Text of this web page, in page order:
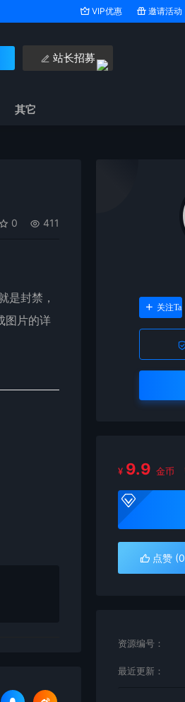
VIP优惠 邀请活动
站长招募
其它
0 411
是封禁，
图片的详
关注Ta
¥ 9.9 金币
点赞 (0
资源编号：
最近更新：